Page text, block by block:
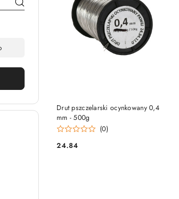
Drut pszczelarski ocynkowany 0,4
mm - 500g
(0)
Cena:
24.84
DO KOSZYKA